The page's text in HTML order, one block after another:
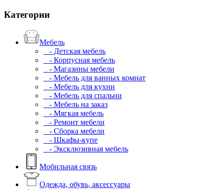
Категории
Мебель
- Детская мебель
- Корпусная мебель
- Магазины мебели
- Мебель для ванных комнат
- Мебель для кухни
- Мебель для спальни
- Мебель на заказ
- Мягкая мебель
- Ремонт мебели
- Сборка мебели
- Шкафы-купе
- Эксклюзивная мебель
Мобильная связь
Одежда, обувь, аксессуары